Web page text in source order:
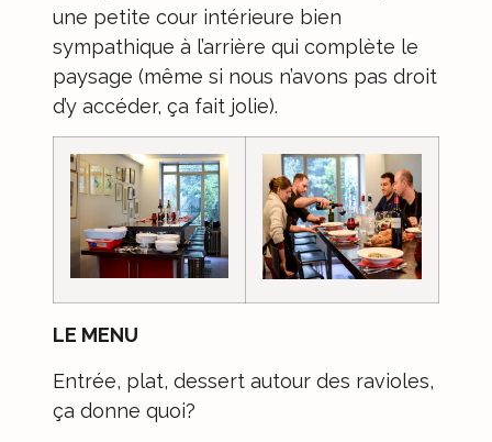
une petite cour intérieure bien
sympathique à l’arrière qui complète le
paysage (même si nous n’avons pas droit
d’y accéder, ça fait jolie).
LE MENU
Entrée, plat, dessert autour des ravioles,
ça donne quoi?